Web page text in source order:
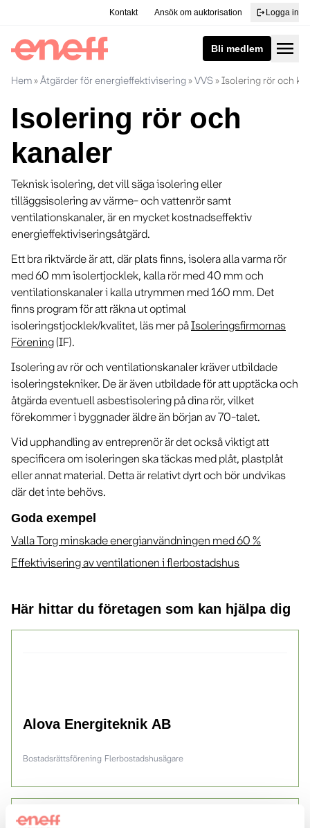
Kontakt Ansök om auktorisation logout Logga in
Bli medlem menu
Hem»Åtgärder för energieffektivisering»VVS»Isolering rör och
Isolering rör och
kanaler
Teknisk isolering, det vill säga isolering eller
tilläggsisolering av värme- och vattenrör samt
ventilationskanaler, är en mycket kostnadseffektiv
energieffektiviseringsåtgärd.
Ett bra riktvärde är att, där plats finns, isolera alla varma rör
med 60 mm isolertjocklek, kalla rör med 40 mm och
ventilationskanaler i kalla utrymmen med 160 mm. Det
finns program för att räkna ut optimal
isoleringstjocklek/kvalitet, läs mer påIsoleringsfirmornas
Förening(IF).
Isolering av rör och ventilationskanaler kräver utbildade
isoleringstekniker. De är även utbildade för att upptäcka och
åtgärda eventuell asbestisolering på dina rör, vilket
förekommer i byggnader äldre än början av 70-talet.
Vid upphandling av entreprenör är det också viktigt att
specificera om isoleringen ska täckas med plåt, plastplåt
eller annat material. Detta är relativt dyrt och bör undvikas
där det inte behövs.
Goda exempel
Valla Torg minskade energianvändningen med 60 %
Effektivisering av ventilationen i flerbostadshus
Här hittar du företagen som kan hjälpa dig
Alova Energiteknik AB
Bostadsrättsförening Flerbostadshusägare